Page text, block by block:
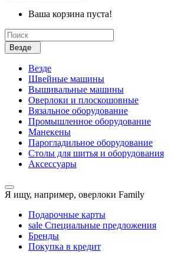
Ваша корзина пуста!
Везде
Везде
Швейные машины
Вышивальные машины
Оверлоки и плоскошовные
Вязальное оборудование
Промышленное оборудование
Манекены
Парогладильное оборудование
Столы для шитья и оборудования
Аксессуары
Я ищу, например, оверлоки Family
Подарочные карты
sale Специальные предложения
Бренды
Покупка в кредит